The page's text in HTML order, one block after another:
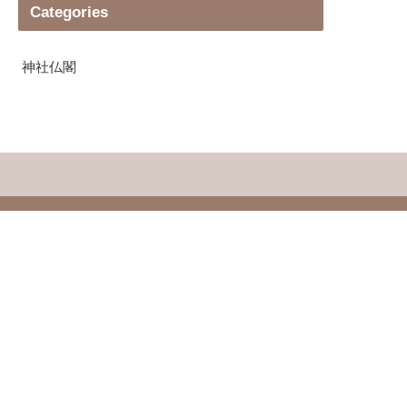
Categories
神社仏閣